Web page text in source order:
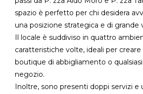
spazio è perfetto per chi desidera
una posizione strategica e di grande
Il locale è suddiviso in quattro
caratteristiche volte, ideali per creare
boutique di abbigliamento o
negozio.
Inoltre, sono presenti doppi servizi e